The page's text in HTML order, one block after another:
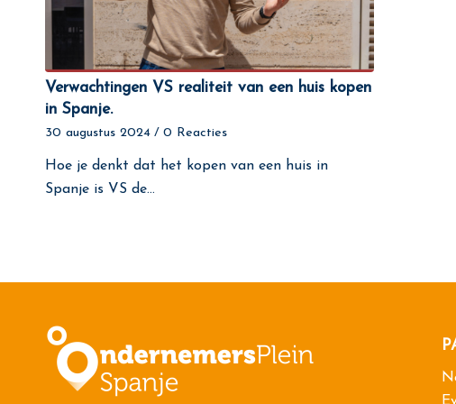
Verwachtingen VS realiteit van een huis kopen
in Spanje.
30 augustus 2024 / 0 Reacties
Hoe je denkt dat het kopen van een huis in
Spanje is VS de…